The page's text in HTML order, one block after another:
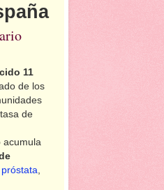
11
de los
de
acumula